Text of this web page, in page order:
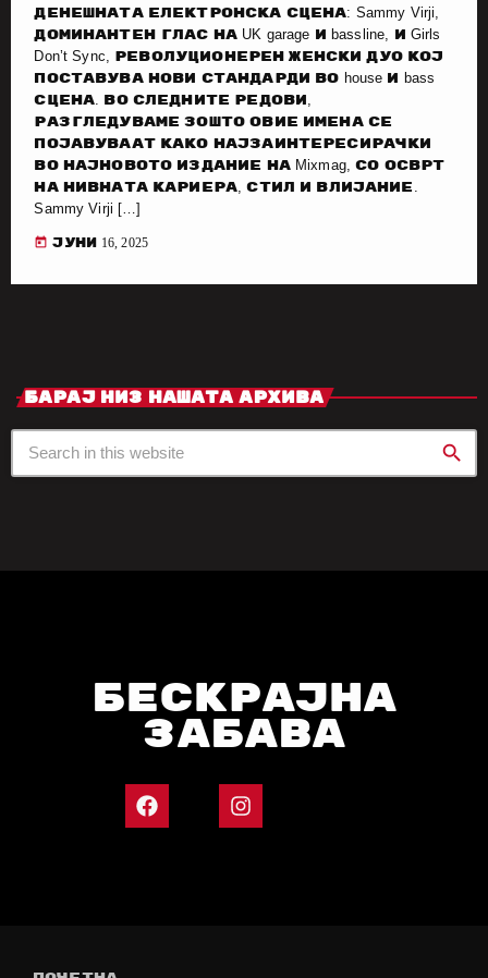
денешната електронска сцена: Sammy Virji,
доминантен глас на UK garage и bassline, и Girls
Don’t Sync, револуционерен женски дуо кој
поставува нови стандарди во house и bass
сцена. Во следните редови,
разгледуваме зошто овие имена се
појавуваат како најзаинтересирачки
во најновото издание на Mixmag, со осврт
на нивната кариера, стил и влијание.
Sammy Virji […]
today јуни 16, 2025
Барај Низ Нашата Архива
search
БЕСКРАЈНА
ЗАБАВА